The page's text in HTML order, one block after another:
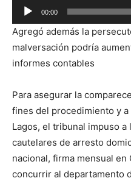
Reproductor
de
audio
00:00
Agregó además la
malversación podría
informes contables
Para asegurar la
fines del procedimiento y
Lagos, el tribunal impuso
cautelares de arresto
nacional, firma mensual
concurrir al departamento